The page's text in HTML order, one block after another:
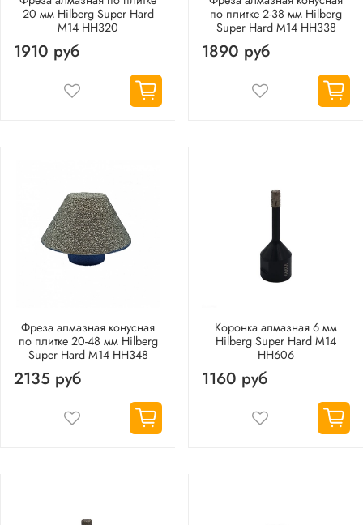
20 мм Hilberg Super Hard
М14 HH320
1910 руб
по плитке 2-38 мм Hilberg
Super Hard М14 HH338
1890 руб
Фреза алмазная конусная
по плитке 20-48 мм Hilberg
Super Hard М14 HH348
2135 руб
Коронка алмазная 6 мм
Hilberg Super Hard M14
HH606
1160 руб